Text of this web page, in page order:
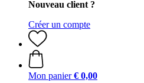
Nouveau client ?
Créer un compte
Mon panier € 0,00